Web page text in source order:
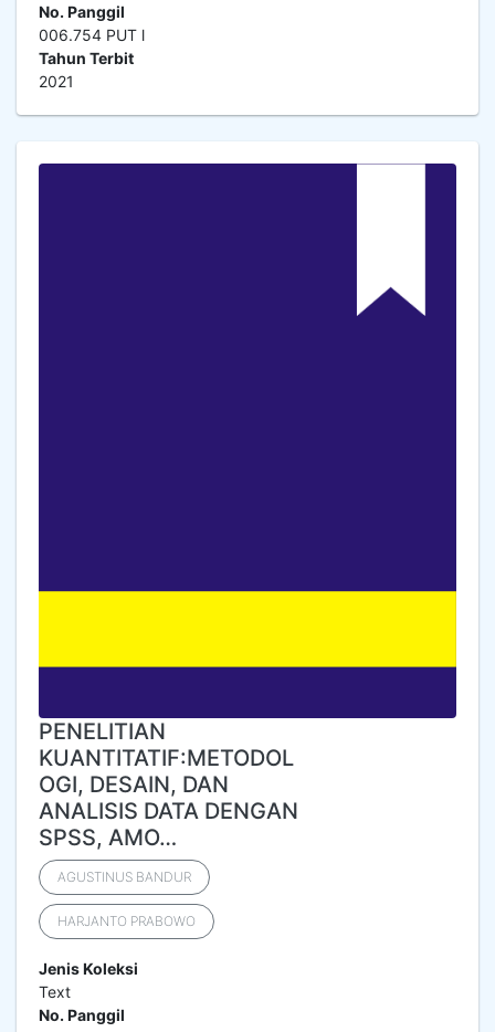
No. Panggil
006.754 PUT l
Tahun Terbit
2021
PENELITIAN
KUANTITATIF:METODOL
OGI, DESAIN, DAN
ANALISIS DATA DENGAN
SPSS, AMO…
AGUSTINUS BANDUR
HARJANTO PRABOWO
Jenis Koleksi
Text
No. Panggil